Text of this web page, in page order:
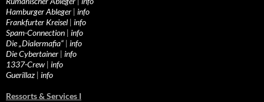
Hamburger Ableger | info
Frankfurter Kreisel | info
Spam-Connection | info
Die „Dialermafia“ | info
Die Cybertainer | info
1337-Crew | info
Guerillaz | info
Ressorts & Services I